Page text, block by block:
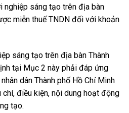
nghiệp sáng tạo trên địa bàn
miễn thuế TNDN đối với khoản
sáng tạo trên địa bàn Thành
tại Mục 2 này phải đáp ứng
dân Thành phố Hồ Chí Minh
điều kiện, nội dung hoạt động
tạo.